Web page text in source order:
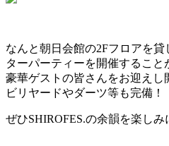
なんと朝日会館の2Fフロアを貸
ターパーティーを開催すること
豪華ゲストの皆さんをお迎えし
ビリヤードやダーツ等も完備！
ぜひSHIROFES.の余韻を楽し